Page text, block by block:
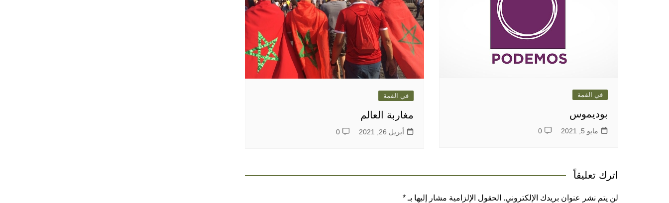
في القمة
بوديموس
مايو 5, 2021 0
في القمة
مغاربة العالم
أبريل 26, 2021 0
اترك تعليقاً
لن يتم نشر عنوان بريدك الإلكتروني. الحقول الإلزامية مشار إليها بـ *